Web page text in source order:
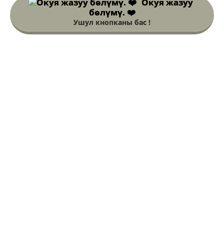
Окуя жазуу
бөлүмү. ❤️
Ушул кнопканы бас !